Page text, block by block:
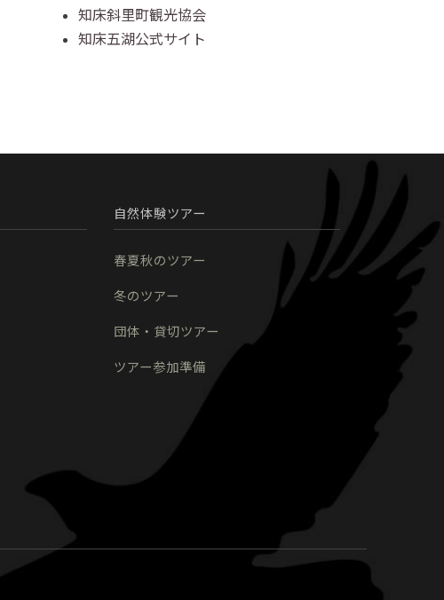
知床斜里町観光協会
知床五湖公式サイト
自然体験ツアー
春夏秋のツアー
冬のツアー
団体・貸切ツアー
ツアー参加準備